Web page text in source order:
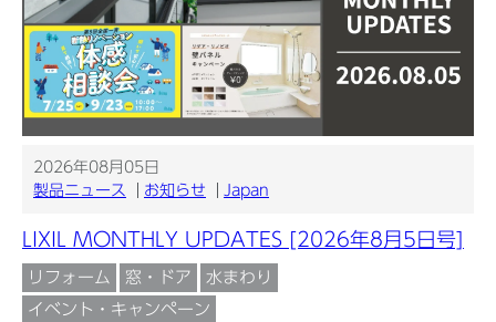
2026年08月05日
製品ニュース
お知らせ Japan
LIXIL MONTHLY UPDATES [2026年8月5日号]
リフォーム 窓・ドア
水まわり
イベント・キャンペーン